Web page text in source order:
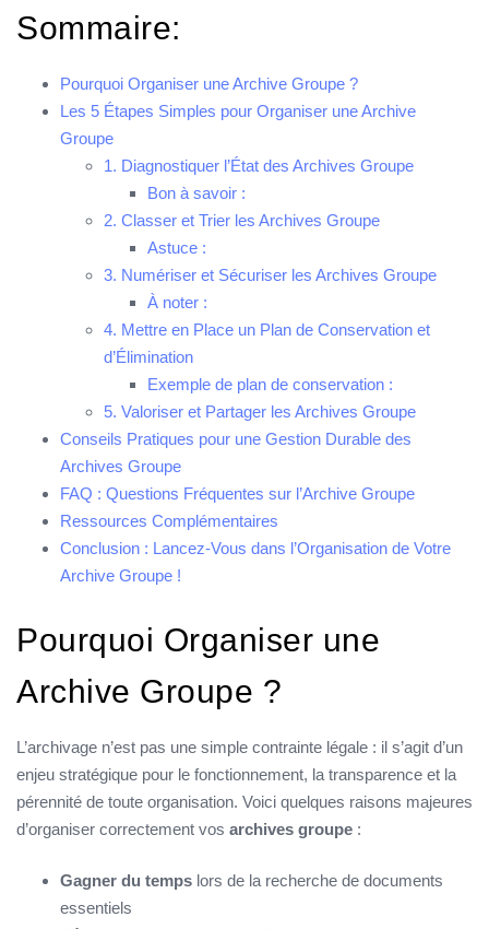
Sommaire:
Pourquoi Organiser une Archive Groupe ?
Les 5 Étapes Simples pour Organiser une Archive
Groupe
1. Diagnostiquer l’État des Archives Groupe
Bon à savoir :
2. Classer et Trier les Archives Groupe
Astuce :
3. Numériser et Sécuriser les Archives Groupe
À noter :
4. Mettre en Place un Plan de Conservation et
d’Élimination
Exemple de plan de conservation :
5. Valoriser et Partager les Archives Groupe
Conseils Pratiques pour une Gestion Durable des
Archives Groupe
FAQ : Questions Fréquentes sur l’Archive Groupe
Ressources Complémentaires
Conclusion : Lancez-Vous dans l’Organisation de Votre
Archive Groupe !
Pourquoi Organiser une
Archive Groupe ?
L’archivage n’est pas une simple contrainte légale : il s’agit d’un
enjeu stratégique pour le fonctionnement, la transparence et la
pérennité de toute organisation. Voici quelques raisons majeures
d’organiser correctement vos archives groupe :
Gagner du temps lors de la recherche de documents
essentiels